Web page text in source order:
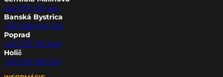
+421 917 210 244
Banská Bystrica
+421 908 429 022
Poprad
+421 915 736 646
Holič
+421 915 768 349